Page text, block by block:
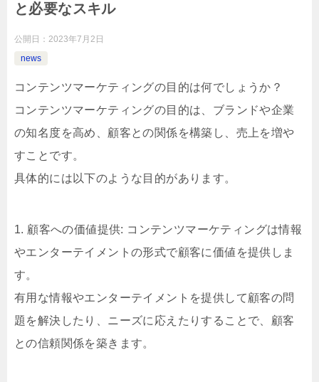
と必要なスキル
公開日： 2023年7月2日
news
コンテンツマーケティングの目的は何でしょうか？
コンテンツマーケティングの目的は、ブランドや企業
の知名度を高め、顧客との関係を構築し、売上を増や
すことです。
具体的には以下のような目的があります。
1. 顧客への価値提供: コンテンツマーケティングは情報
やエンターテイメントの形式で顧客に価値を提供しま
す。
有用な情報やエンターテイメントを提供して顧客の問
題を解決したり、ニーズに応えたりすることで、顧客
との信頼関係を築きます。